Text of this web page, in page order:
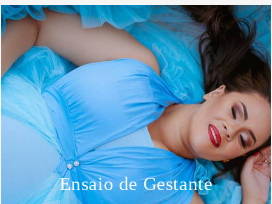
Ensaio de Gestante